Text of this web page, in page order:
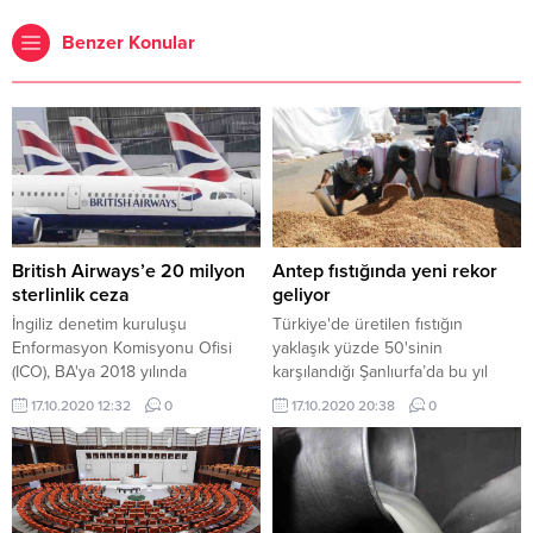
Benzer Konular
British Airways’e 20 milyon
sterlinlik ceza
İngiliz denetim kuruluşu
Enformasyon Komisyonu Ofisi
(ICO), BA'ya 2018 yılında
gerçekleştirilen siber saldırılara
ilişkin soruşturmasını ...
17.10.2020 12:32 0
Antep fıstığında yeni rekor
geliyor
Türkiye'de üretilen fıstığın
yaklaşık yüzde 50'sinin
karşılandığı Şanlıurfa’da bu yıl
rekolte patlaması yaşanıyor.
Şehrin alışık olmadığı
fazla fıstıklar, ambarlarda yer
kalmayınca ildeki pazar yerine
çadır kurularak istiflenmeye
başladı, bir çok yerde fıstık dağları
17.10.2020 20:38 0